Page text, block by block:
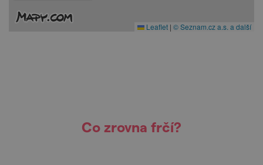
Leaflet | © Seznam.cz a.s. a další
Co zrovna frčí?